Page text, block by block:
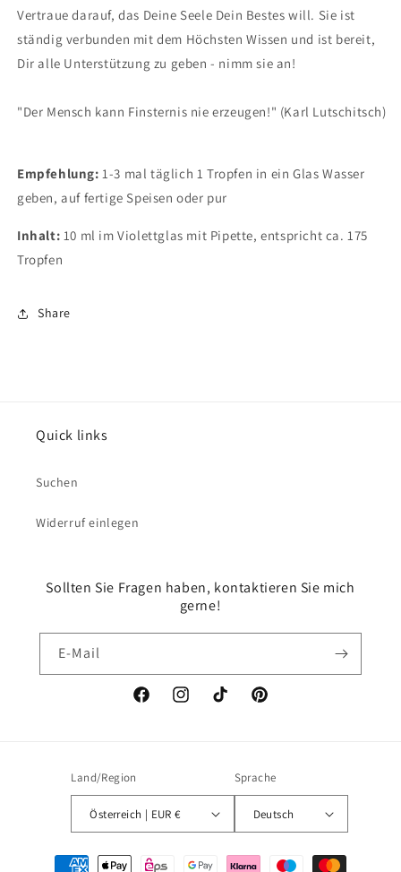
Vertraue darauf, das Deine Seele Dein Bestes will. Sie ist
ständig verbunden mit dem Höchsten Wissen und ist bereit,
Dir alle Unterstützung zu geben - nimm sie an!
"Der Mensch kann Finsternis nie erzeugen!" (Karl Lutschitsch)
Empfehlung: 1-3 mal täglich 1 Tropfen in ein Glas Wasser
geben, auf fertige Speisen oder pur
Inhalt: 10 ml im Violettglas mit Pipette, entspricht ca. 175
Tropfen
Share
Quick links
Suchen
Widerruf einlegen
Sollten Sie Fragen haben, kontaktieren Sie mich
gerne!
E-Mail
FacebookInstagramTikTok Pinterest
Land/Region
Österreich | EUR €
Sprache
Deutsch
Zahlungsmethoden